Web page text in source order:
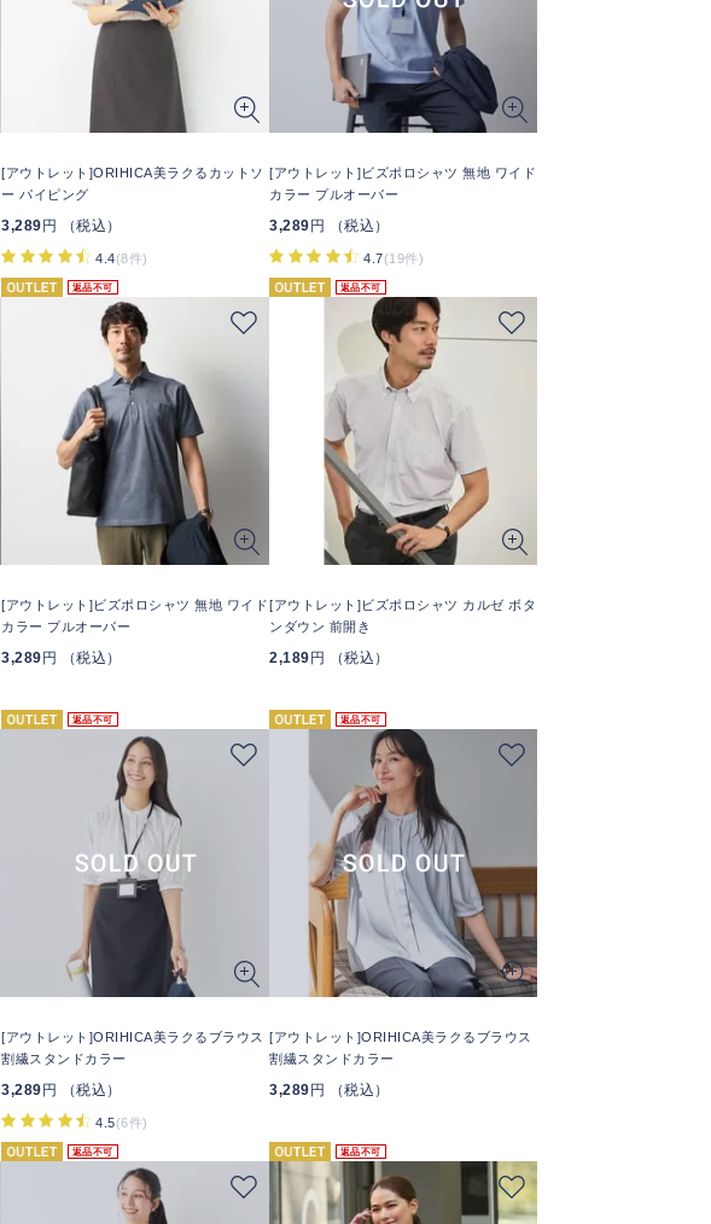
[アウトレット]ORIHICA美ラクるカットソ
ー パイピング
3,289 円 （税込）
4.4(8件)
[アウトレット]ビズポロシャツ 無地 ワイド
カラー プルオーバー
3,289 円 （税込）
4.7(19件)
返品不可
[アウトレット]ビズポロシャツ 無地 ワイド
カラー プルオーバー
3,289 円 （税込）
返品不可
[アウトレット]ビズポロシャツ カルゼ ボタ
ンダウン 前開き
2,189 円 （税込）
返品不可
[アウトレット]ORIHICA美ラクるブラウス
割繊スタンドカラー
3,289 円 （税込）
4.5(6件)
返品不可
[アウトレット]ORIHICA美ラクるブラウス
割繊スタンドカラー
3,289 円 （税込）
返品不可 返品不可